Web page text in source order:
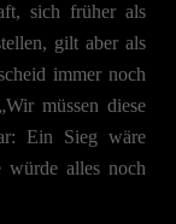
sich früher als
gilt aber als
immer noch
müssen diese
Ein Sieg wäre
würde alles noch